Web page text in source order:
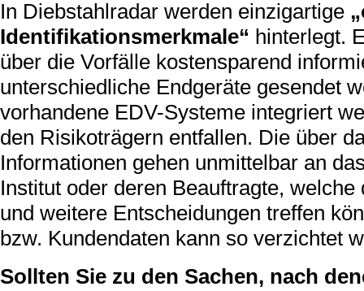
In Diebstahlradar werden einzigartige
Identifikationsmerkmale“ hinterlegt.
über die Vorfälle kostensparend
unterschiedliche Endgeräte gesendet
vorhandene EDV-Systeme integriert
den Risikoträgern entfallen. Die über
Informationen gehen unmittelbar an
Institut oder deren Beauftragte,
und weitere Entscheidungen treffen
bzw. Kundendaten kann so verzichtet
Sollten Sie zu den Sachen, nach